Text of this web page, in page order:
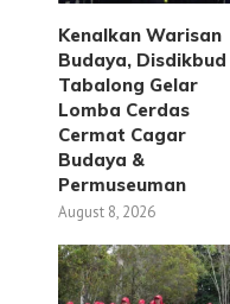
Kenalkan Warisan
Budaya, Disdikbud
Tabalong Gelar
Lomba Cerdas
Cermat Cagar
Budaya &
Permuseuman
August 8, 2026